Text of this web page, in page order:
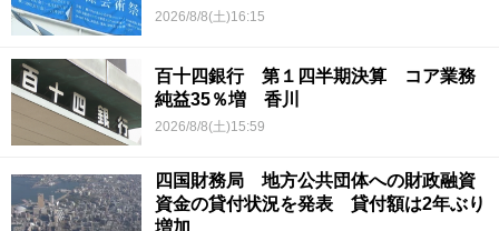
2026/8/8(土)16:15
百十四銀行 第１四半期決算 コア業務
純益35％増 香川
2026/8/8(土)15:59
四国財務局 地方公共団体への財政融資
資金の貸付状況を発表 貸付額は2年ぶり
増加